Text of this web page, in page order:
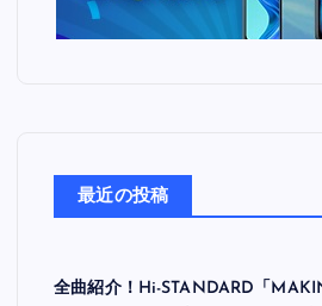
最近の投稿
全曲紹介！Hi-STANDARD「